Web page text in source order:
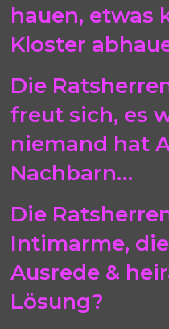
hauen, etwas
Kloster
Die
freut sich, es
niemand hat
Nachbarn…
Die
Intimarme,
Ausrede &
Lösung?